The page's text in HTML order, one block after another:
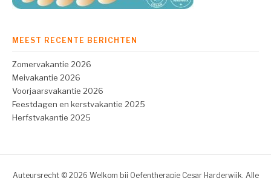
MEEST RECENTE BERICHTEN
Zomervakantie 2026
Meivakantie 2026
Voorjaarsvakantie 2026
Feestdagen en kerstvakantie 2025
Herfstvakantie 2025
Auteursrecht © 2026 Welkom bij Oefentherapie Cesar Harderwijk. Alle